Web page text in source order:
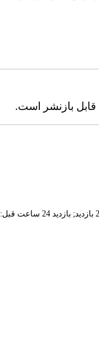
قابل بازنشر است.
بازدید 24 ساعت قبل: 8380 بازدید